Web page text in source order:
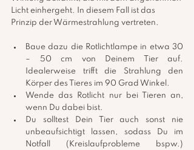
Licht einhergeht. In diesem Fall ist das
Prinzip der Wärmestrahlung vertreten.
Baue dazu die Rotlichtlampe in etwa 30
– 50 cm von Deinem Tier auf.
Idealerweise trifft die Strahlung den
Körper des Tieres im 90 Grad Winkel.
Wende das Rotlicht nur bei Tieren an,
wenn Du dabei bist.
Du solltest Dein Tier auch sonst nie
unbeaufsichtigt lassen, sodass Du im
Notfall (Kreislaufprobleme bspw.)